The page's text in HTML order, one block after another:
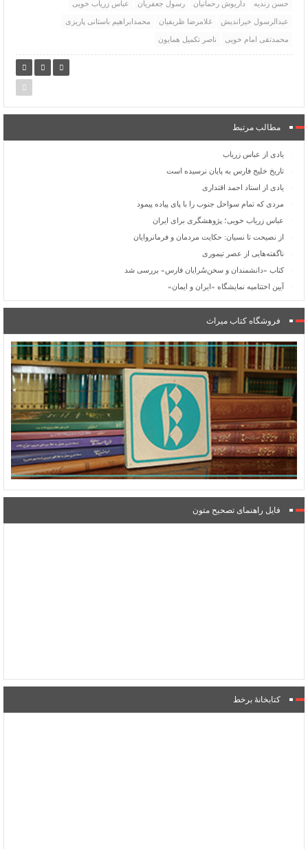
حسن زندیه داریوش رحمانیان رسول جعفریان عباس زریاب خویی
عبدالرسول خیراندیش غلامرضا ظریفیان محمدابراهیم باستانی پاریزی
محمدتقی امام خویی ناصر تکمیل همایون
مطالب مرتبط
یادی از عباس زریاب
تاریخ خلیج فارس به پایان نرسیده است
یادی از استاد احمد اقتداری
مردی که تمام سواحل جنوب را با پای پیاده پیمود
عباس زریاب خویی؛ پژوهشگری برای ایران
از نصیحت تا نسیان: حکایت مردمان و فرمانروایان
ناگفته‌هایی از عصر تیموری
کتاب «دانشمندان و سخن‌سُرایان فارس» بررسی شد
آیین اختتامیه نمایشگاه «ایران و ایمان»
فروشگاه کتاب میراث
فایل راهنمای تصحیح متون
کتابخانۀ برخط